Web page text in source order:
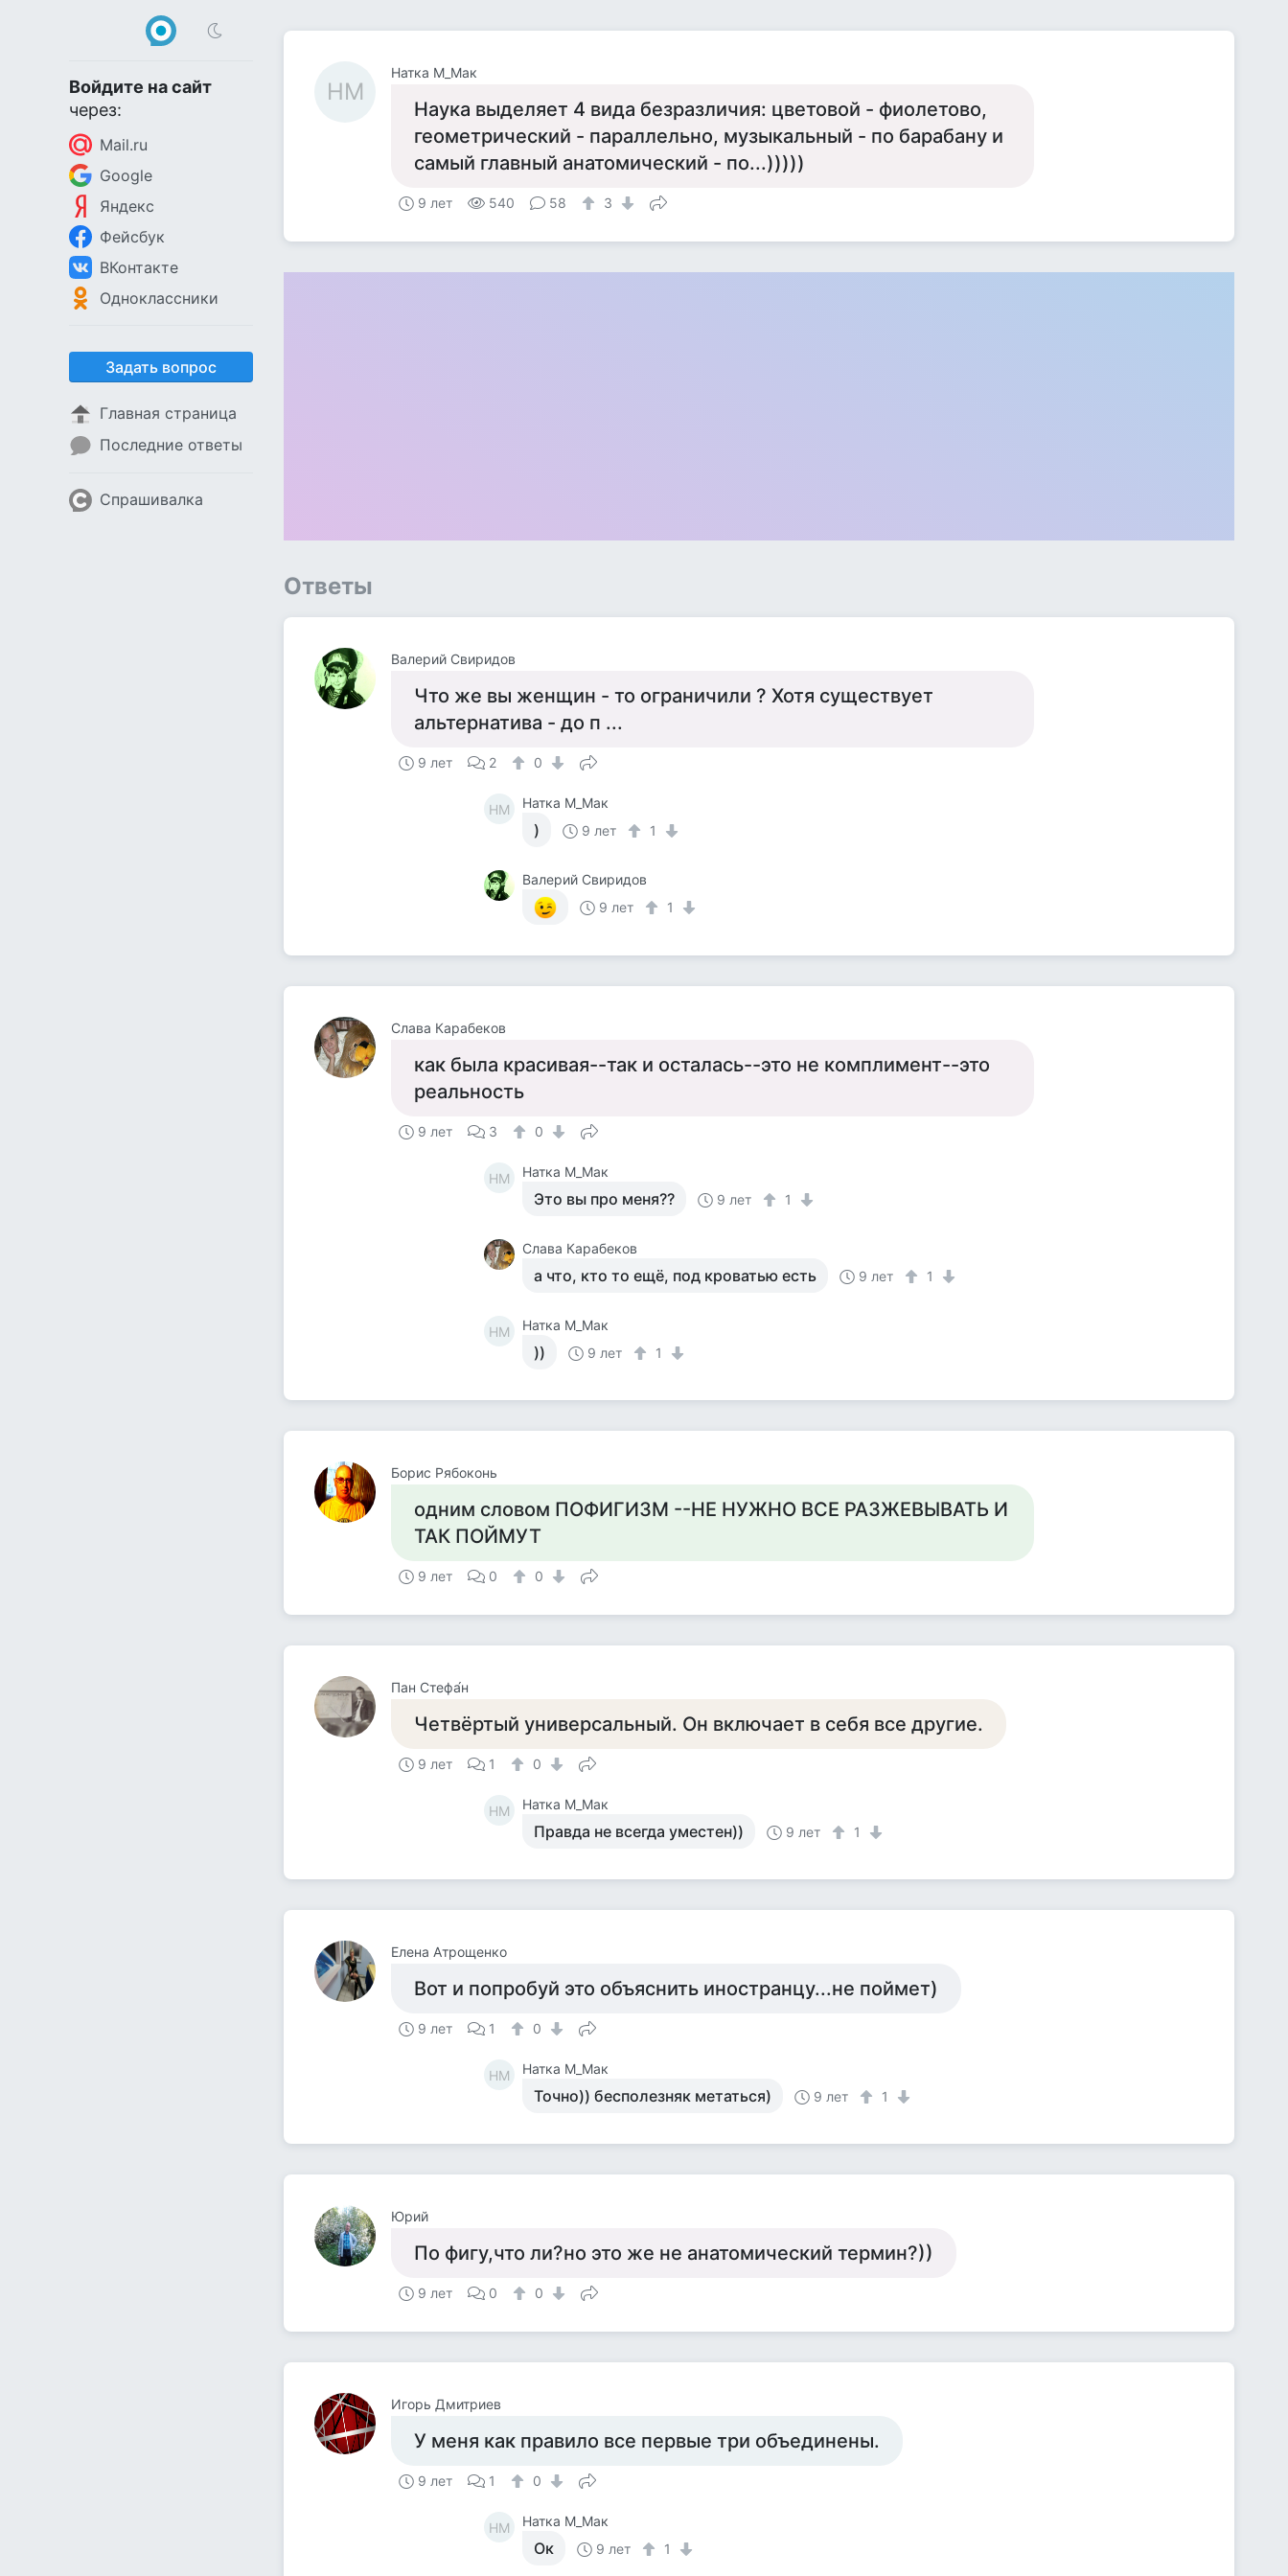
Войдите на сайт
через:
Mail.ru
Google
Яндекс
Фейсбук
ВКонтакте
Одноклассники
Задать вопрос
Главная страница
Последние ответы
Спрашивалка
НМ
Натка М_Мак
Наука выделяет 4 вида безразличия: цветовой - фиолетово,
геометрический - параллельно, музыкальный - по барабану и
самый главный анатомический - по...)))))
9 лет 540 58 3
Ответы
Валерий Свиридов
Что же вы женщин - то ограничили ? Хотя существует
альтернатива - до п ...
9 лет 2 0
НМ Натка М_Мак
) 9 лет 1
Валерий Свиридов
9 лет
1
Слава Карабеков
как была красивая--так и осталась--это не комплимент--это
реальность
9 лет 3 0
НМ Натка М_Мак
Это вы про меня?? 9 лет 1
Слава Карабеков
а что, кто то ещё, под кроватью есть 9 лет 1
НМ Натка М_Мак
)) 9 лет 1
Борис Рябоконь
одним словом ПОФИГИЗМ --НЕ НУЖНО ВСЕ РАЗЖЕВЫВАТЬ И
ТАК ПОЙМУТ
9 лет 0 0
Пан Стефа́н
Четвёртый универсальный. Он включает в себя все другие.
9 лет 1 0
НМ Натка М_Мак
Правда не всегда уместен)) 9 лет 1
Елена Атрощенко
Вот и попробуй это объяснить иностранцу...не поймет)
9 лет 1 0
НМ Натка М_Мак
Точно)) бесполезняк метаться) 9 лет 1
Юрий
По фигу,что ли?но это же не анатомический термин?))
9 лет 0 0
Игорь Дмитриев
У меня как правило все первые три объединены.
9 лет 1 0
НМ Натка М_Мак
Ок 9 лет 1